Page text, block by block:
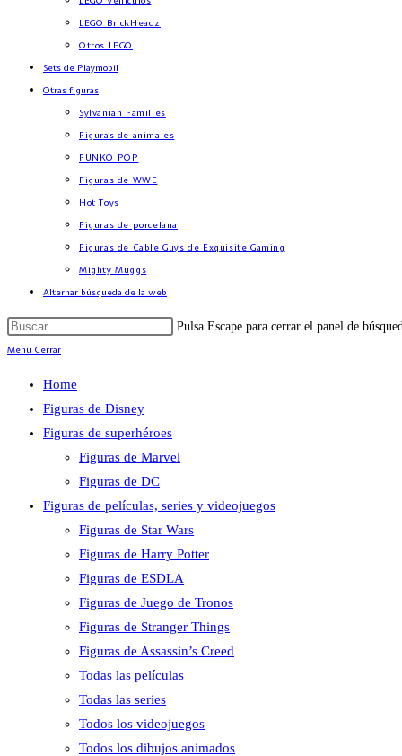
LEGO BrickHeadz
Otros LEGO
Sets de Playmobil
Otras figuras
Sylvanian Families
Figuras de animales
FUNKO POP
Figuras de WWE
Hot Toys
Figuras de porcelana
Figuras de Cable Guys de Exquisite Gaming
Mighty Muggs
Alternar búsqueda de la web
Pulsa Escape para cerrar el panel de
Menú Cerrar
Home
Figuras de Disney
Figuras de superhéroes
Figuras de Marvel
Figuras de DC
Figuras de películas, series y videojuegos
Figuras de Star Wars
Figuras de Harry Potter
Figuras de ESDLA
Figuras de Juego de Tronos
Figuras de Stranger Things
Figuras de Assassin’s Creed
Todas las películas
Todas las series
Todos los videojuegos
Todos los dibujos animados